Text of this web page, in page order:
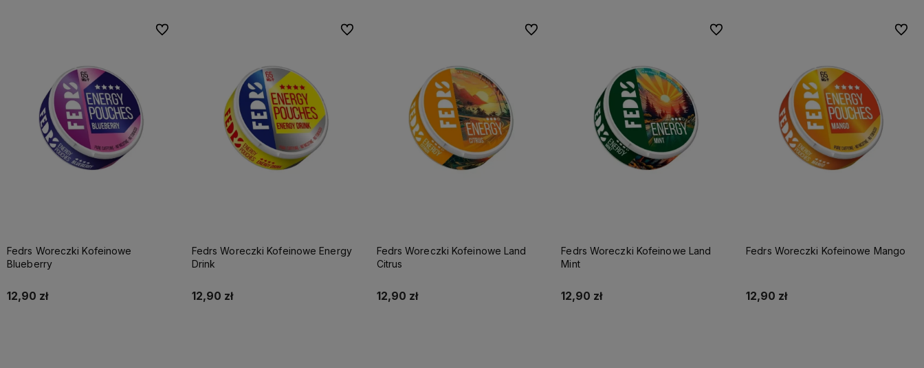
Fedrs Woreczki Kofeinowe
Blueberry
12,90 zł
Do ulubionych
Fedrs Woreczki Kofeinowe Energy
Drink
12,90 zł
Do ulubionych
Fedrs Woreczki Kofeinowe Land
Citrus
12,90 zł
Do ulubionych
Fedrs Woreczki Kofeinowe Land
Mint
12,90 zł
Do ulubionych
Fedrs Woreczki Kofeinowe Mango
12,90 zł
Do